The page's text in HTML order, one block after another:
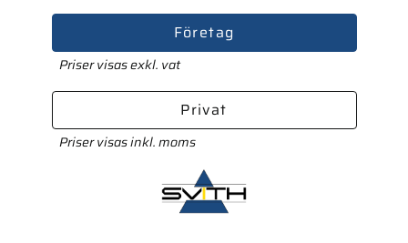
Trygg e-handel
Företag
Priser visas exkl. vat
Privat
Priser visas inkl. moms